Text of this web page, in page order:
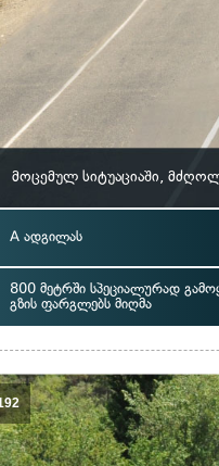
მოცემულ სიტუაციაში,
A ადგილას
800 მეტრში სპეციალურად
გზის ფარგლებს მიღმა